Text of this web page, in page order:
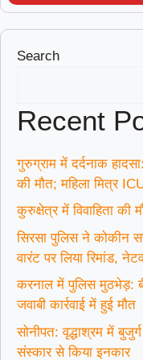
Search
Recent
गुरुग्राम में दर्दनाक
की मौत; महिला मित्र
कुरुक्षेत्र में विवाहिता की
सिरसा पुलिस ने कोकीन
वारंट पर लिया रिमांड,
करनाल में पुलिस मुठभेड़:
जवाबी कार्रवाई में हुई मौत
सोनीपत: वृद्धाश्रम में
संस्कार से किया इनकार